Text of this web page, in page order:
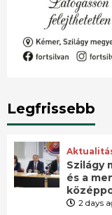
Legfrissebb
Szilágy
és a
2 days